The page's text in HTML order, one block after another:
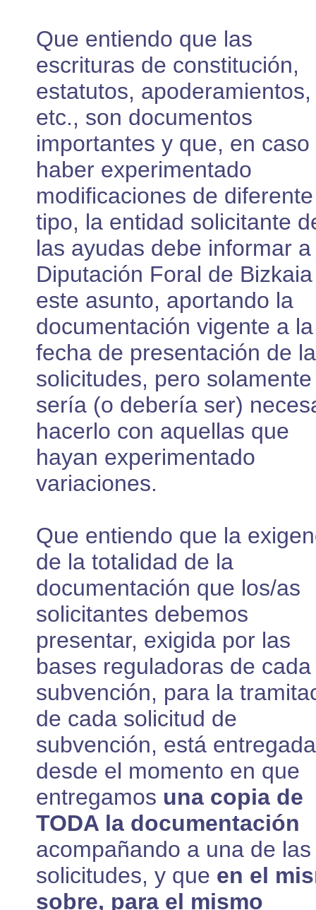
Que entiendo que las
escrituras de constitución,
estatutos, apoderamientos,
etc., son documentos
importantes y que, en caso
haber experimentado
modificaciones de diferente
tipo, la entidad solicitante
las ayudas debe informar
Diputación Foral de
este asunto, aportando la
documentación vigente a la
fecha de presentación de
solicitudes, pero solamente
sería (o debería ser)
hacerlo con aquellas que
hayan experimentado
variaciones.
Que entiendo que la
de la totalidad de la
documentación que los/as
solicitantes debemos
presentar, exigida por las
bases reguladoras de cada
subvención, para la
de cada solicitud de
subvención, está entregada
desde el momento en que
entregamos una copia de
TODA la documentación
acompañando a una de las
solicitudes, y que en el
sobre, para el mismo